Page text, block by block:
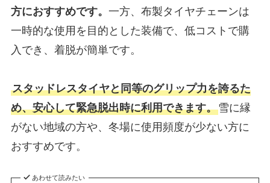
方におすすめです。 一方、布製タイヤチェーンは
一時的な使用を目的とした装備で、低コストで購
入でき、着脱が簡単です。
スタッドレスタイヤと同等のグリップ力を誇るた
め、安心して緊急脱出時に利用できます。雪に縁
がない地域の方や、冬場に使用頻度が少ない方に
おすすめです。
あわせて読みたい